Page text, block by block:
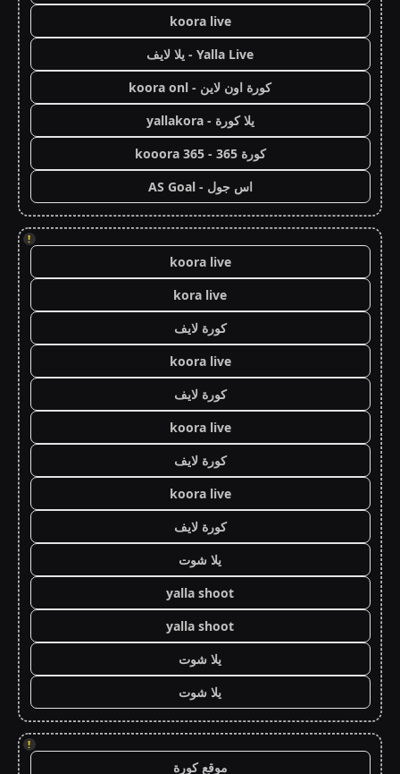
koora live
Yalla Live - يلا لايف
كورة اون لاين - koora onl
يلا كورة - yallakora
كورة 365 - kooora 365
اس جول - AS Goal
!
koora live
kora live
كورة لايف
koora live
كورة لايف
koora live
كورة لايف
koora live
كورة لايف
يلا شوت
yalla shoot
yalla shoot
يلا شوت
يلا شوت
!
موقع كورة